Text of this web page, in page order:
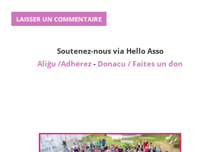
Soutenez-nous via Hello Asso
Aliĝu /Adhérez - Donacu / Faites un don